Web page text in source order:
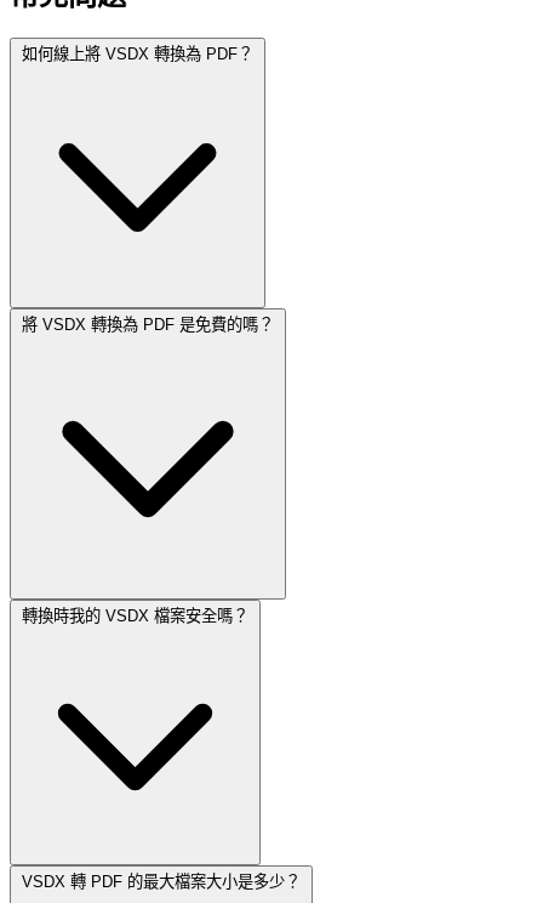
如何線上將 VSDX 轉換為 PDF？
將 VSDX 轉換為 PDF 是免費的嗎？
轉換時我的 VSDX 檔案安全嗎？
VSDX 轉 PDF 的最大檔案大小是多少？